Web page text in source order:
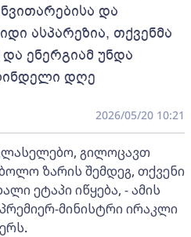
და
ასპარეზია, თქვენმა
ენერგიამ უნდა
დღე
2026/05/20 10:21
გილოცავთ
ზარის შემდეგ, თქვენი
ეტაპი იწყება, - ამის
მინისტრი ირაკლი